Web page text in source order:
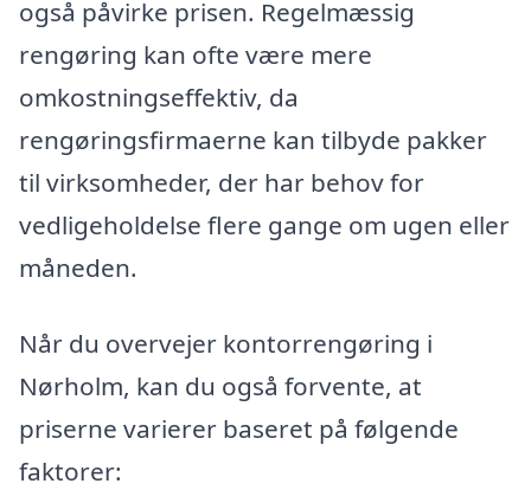
også påvirke prisen. Regelmæssig
rengøring kan ofte være mere
omkostningseffektiv, da
rengøringsfirmaerne kan tilbyde pakker
til virksomheder, der har behov for
vedligeholdelse flere gange om ugen eller
måneden.
Når du overvejer kontorrengøring i
Nørholm, kan du også forvente, at
priserne varierer baseret på følgende
faktorer: